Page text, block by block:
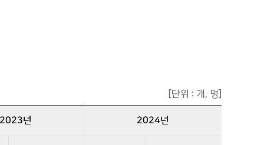
[단위 : 개, 명]
년 2024년